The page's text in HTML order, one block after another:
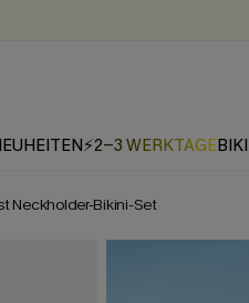
⚡2-3 WERKTAGE
Neckholder-Bikini-Set